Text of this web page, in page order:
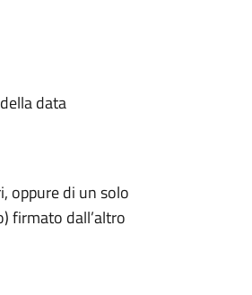
data
oppure di un solo
firmato dall’altro